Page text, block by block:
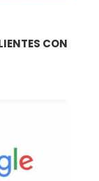
CON